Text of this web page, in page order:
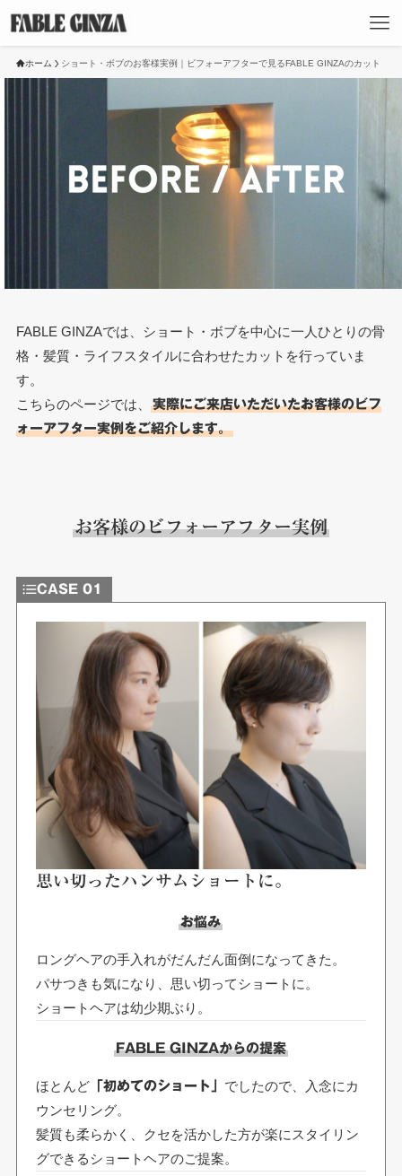
ホーム ショート・ボブのお客様実例｜ビフォーアフターで見るFABLE GINZAのカット
FABLE GINZAでは、ショート・ボブを中心に一人ひとりの骨
格・髪質・ライフスタイルに合わせたカットを行っていま
す。
こちらのページでは、
実際にご来店いただいたお客様のビフ
ォーアフター実例をご紹介します。
お客様のビフォーアフター実例
CASE 01
思い切ったハンサムショートに。
お悩み
ロングヘアの手入れがだんだん面倒になってきた。
パサつきも気になり、思い切ってショートに。
ショートヘアは幼少期ぶり。
FABLE GINZAからの提案
ほとんど 「初めてのショート」 でしたので、入念にカ
ウンセリング。
髪質も柔らかく、クセを活かした方が楽にスタイリン
グできるショートヘアのご提案。